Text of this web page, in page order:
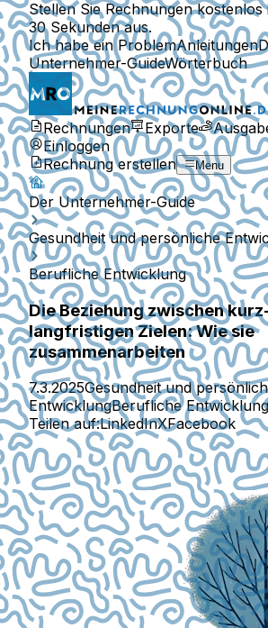
Stellen Sie Rechnungen kostenlos
30 Sekunden aus.
Ich habe ein ProblemAnleitungen
Unternehmer-GuideWörterbuch
Rechnungen Exporte
Einloggen
Rechnung erstellen
Menu
Der Unternehmer-Guide
Gesundheit und persönliche
Berufliche Entwicklung
Die Beziehung zwischen
langfristigen Zielen: Wie sie
zusammenarbeiten
7.3.2025Gesundheit und
EntwicklungBerufliche Entwicklung
Teilen auf:LinkedInXFacebook